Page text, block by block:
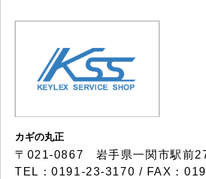
カギの丸正
〒021-0867 岩手県一関市駅前
TEL：0191-23-3170 / FAX：